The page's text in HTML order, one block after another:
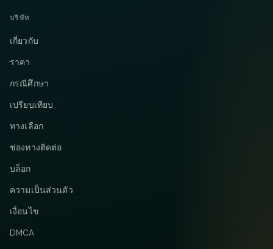
บริษัท
เกี่ยวกับ
ราคา
กรณีศึกษา
เปรียบเทียบ
ทางเลือก
ช่องทางติดต่อ
บล็อก
ความเป็นส่วนตัว
เงื่อนไข
DMCA